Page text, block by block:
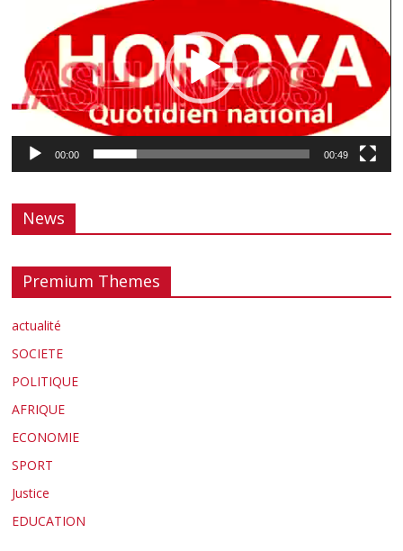
00:00 00:49
News
Premium Themes
actualité
SOCIETE
POLITIQUE
AFRIQUE
ECONOMIE
SPORT
Justice
EDUCATION